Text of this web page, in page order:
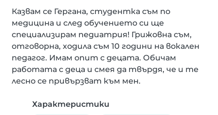
Казвам се Гергана, студентка съм по
медицина и след обучението си ще
специализирам педиатрия! Грижовна съм,
отговорна, ходила съм 10 години на вокален
педагог. Имам опит с децата. Обичам
работата с деца и смея да твърдя, че и те
лесно се привързват към мен.
Характеристики